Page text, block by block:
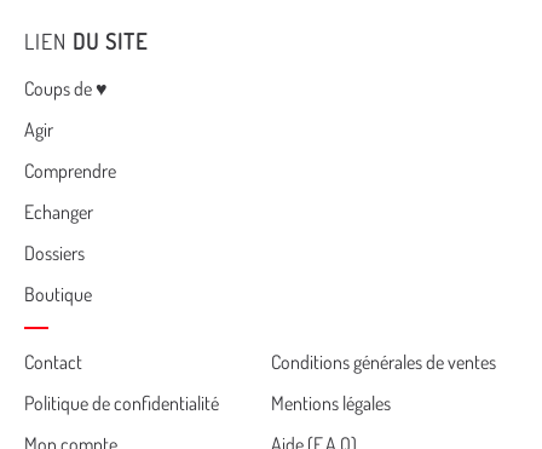
LIEN DU SITE
Menu
Coups de ♥
Agir
Comprendre
Echanger
Dossiers
Boutique
Cemea
footer
Contact
Conditions générales de ventes
Politique de confidentialité
Mentions légales
Mon compte
Aide (F.A.Q)